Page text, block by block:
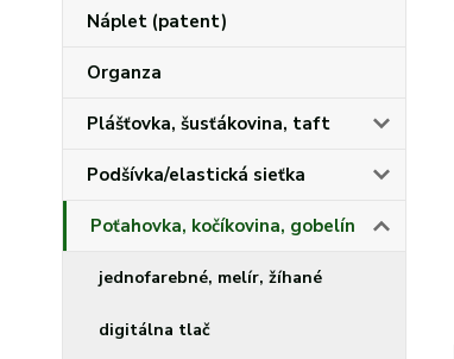
Náplet (patent)
Organza
Plášťovka, šusťákovina, taft
Podšívka/elastická sieťka
Poťahovka, kočíkovina, gobelín
jednofarebné, melír, žíhané
digitálna tlač